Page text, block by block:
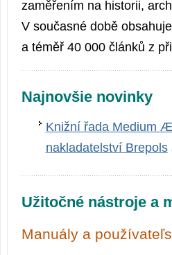
zaměřením na historii,
V současné době
a téměř 40 000 článků z
Najnovšie novinky
Knižní řada Medium
nakladatelství Brepols
Užitočné nástroje a
Manuály a